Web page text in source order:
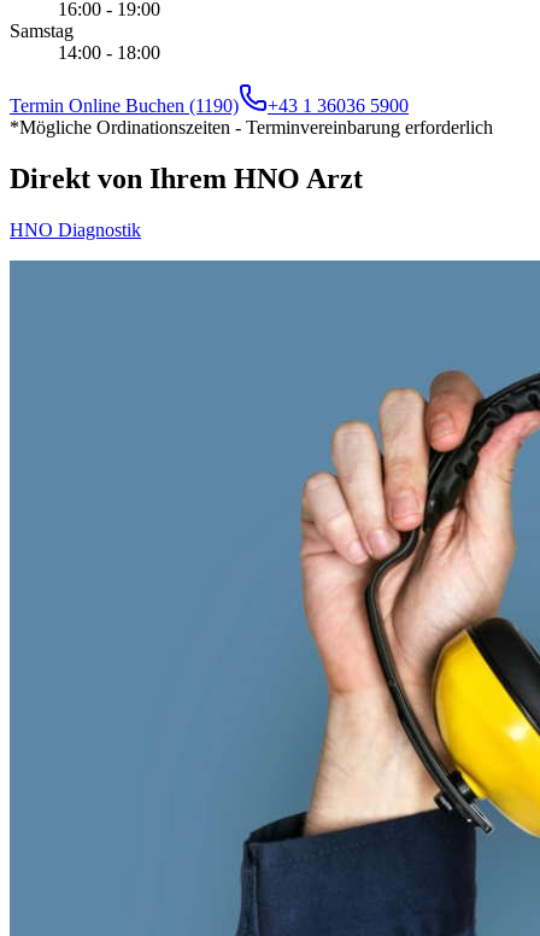
16:00 - 19:00
Samstag
14:00 - 18:00
Termin Online Buchen (1190)
+43 1 36036 5900
*Mögliche Ordinationszeiten - Terminvereinbarung erforderlich
Direkt von Ihrem HNO Arzt
HNO Diagnostik